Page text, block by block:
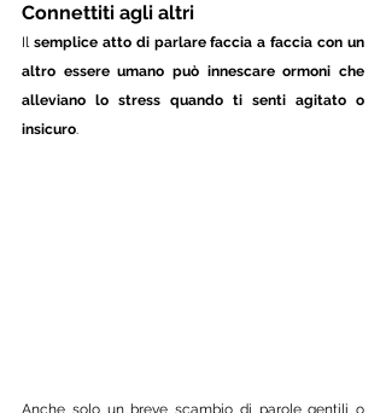
Connettiti agli altri
Il semplice atto di parlare faccia a faccia con un
altro essere umano può innescare ormoni che
alleviano lo stress quando ti senti agitato o
insicuro.
Anche solo un breve scambio di parole gentili o